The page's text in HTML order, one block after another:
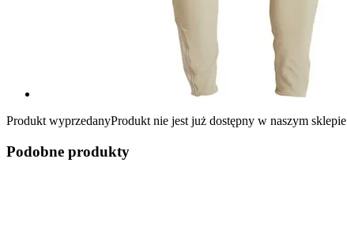
Produkt wyprzedanyProdukt nie jest już dostępny w naszym sklepie
Podobne produkty